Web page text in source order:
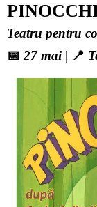
Teatru pentru
📅27 mai| 📍